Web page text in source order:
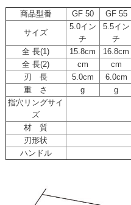
商品型番 GF 50 GF 55
サイズ
5.0イン
チ
5.5イン
チ
全 長(1)
15.8cm 16.8cm
全 長(2)
cm cm
刃 長
5.0cm 6.0cm
重 さ
g g
指穴リングサイ
ズ
材 質
刃形状
ハンドル